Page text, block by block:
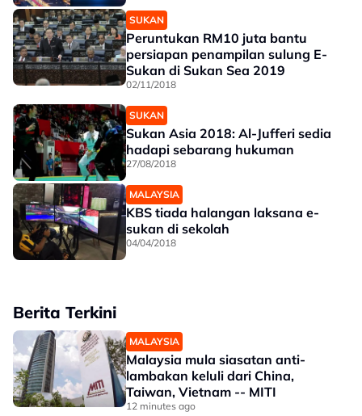
SUKAN
Peruntukan RM10 juta bantu
persiapan penampilan sulung E-
Sukan di Sukan Sea 2019
02/11/2018
SUKAN
Sukan Asia 2018: Al-Jufferi sedia
hadapi sebarang hukuman
27/08/2018
MALAYSIA
KBS tiada halangan laksana e-
sukan di sekolah
04/04/2018
Berita Terkini
MALAYSIA
Malaysia mula siasatan anti-
lambakan keluli dari China,
Taiwan, Vietnam -- MITI
12 minutes ago